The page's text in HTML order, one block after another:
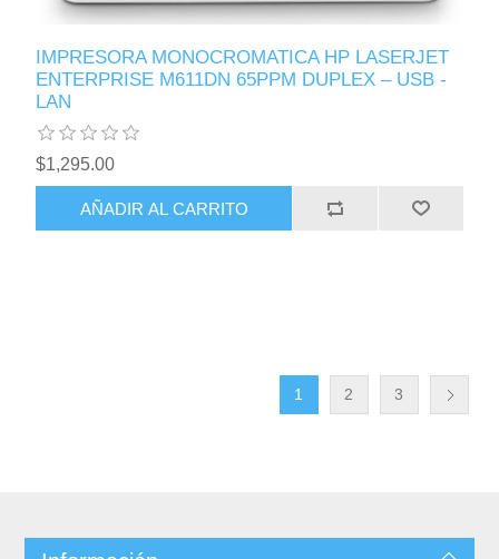
IMPRESORA MONOCROMATICA HP LASERJET
ENTERPRISE M611DN 65PPM DUPLEX – USB -
LAN
$1,295.00
AÑADIR AL CARRITO
1 2 3